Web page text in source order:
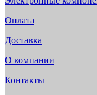
Оплата
Доставка
О компании
Контакты